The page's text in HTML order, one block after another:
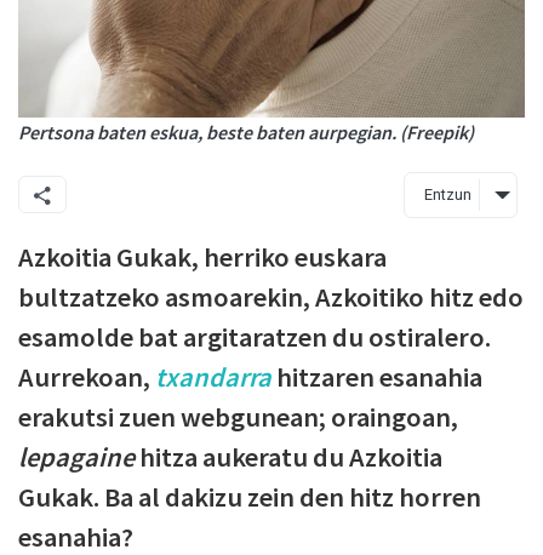
Pertsona baten eskua, beste baten aurpegian. (Freepik)
Entzun
Azkoitia Gukak, herriko euskara
bultzatzeko asmoarekin, Azkoitiko hitz edo
esamolde bat argitaratzen du ostiralero.
Aurrekoan, txandarra hitzaren esanahia
erakutsi zuen webgunean; oraingoan,
lepagainehitza aukeratu du Azkoitia
Gukak. Ba al dakizu zein den hitz horren
esanahia?